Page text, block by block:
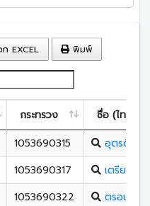
EXCEL พิมพ์
กระทรวง
ชื่อ (ไทย)
1053690315
อุตรดิตถ์
1053690317
เตรียมอุด
1053690322
ตรอนตรีสิ